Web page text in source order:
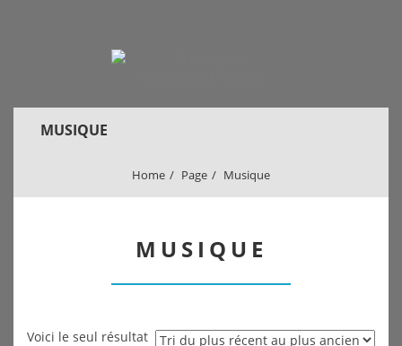
MUSIQUE
Home Page Musique
MUSIQUE
Voici le seul résultat